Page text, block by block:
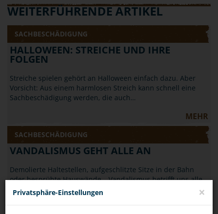
WEITERFÜHRENDE ARTIKEL
SACHBESCHÄDIGUNG
HALLOWEEN: STREICHE UND IHRE
FOLGEN
Streiche spielen gehört an Halloween einfach dazu. Aber
Vorsicht: Aus einem harmlosen Streich kann schnell eine
Sachbeschädigung werden, die auch…
MEHR
SACHBESCHÄDIGUNG
VANDALISMUS GEHT ALLE AN
Demolierte Haltestellen, aufgeschlitzte Sitze in der Bahn
oder besprühte Hauswände – Vandalismus betrifft uns alle.
Erfahre, was Du dagegen tun…
Privatsphäre-Einstellungen ×